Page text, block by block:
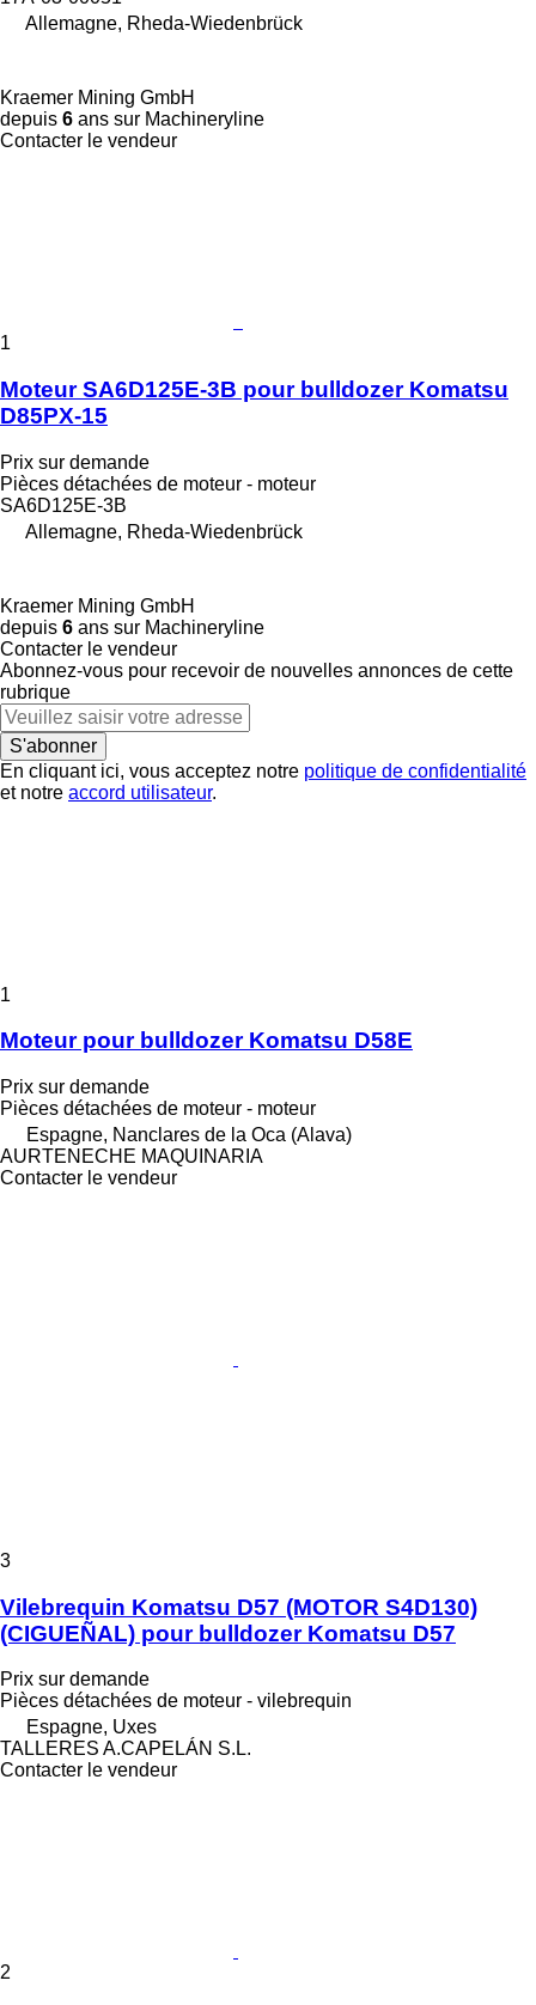
Allemagne, Rheda-Wiedenbrück
Kraemer Mining GmbH
depuis 6 ans sur Machineryline
Contacter le vendeur
1
Moteur SA6D125E-3B pour bulldozer Komatsu
D85PX-15
Prix sur demande
Pièces détachées de moteur - moteur
SA6D125E-3B
Allemagne, Rheda-Wiedenbrück
Kraemer Mining GmbH
depuis 6 ans sur Machineryline
Contacter le vendeur
Abonnez-vous pour recevoir de nouvelles annonces de cette
rubrique
S'abonner
En cliquant ici, vous acceptez notre politique de confidentialité
et notre accord utilisateur.
1
Moteur pour bulldozer Komatsu D58E
Prix sur demande
Pièces détachées de moteur - moteur
Espagne, Nanclares de la Oca (Alava)
AURTENECHE MAQUINARIA
Contacter le vendeur
3
Vilebrequin Komatsu D57 (MOTOR S4D130)
(CIGUEÑAL) pour bulldozer Komatsu D57
Prix sur demande
Pièces détachées de moteur - vilebrequin
Espagne, Uxes
TALLERES A.CAPELÁN S.L.
Contacter le vendeur
2